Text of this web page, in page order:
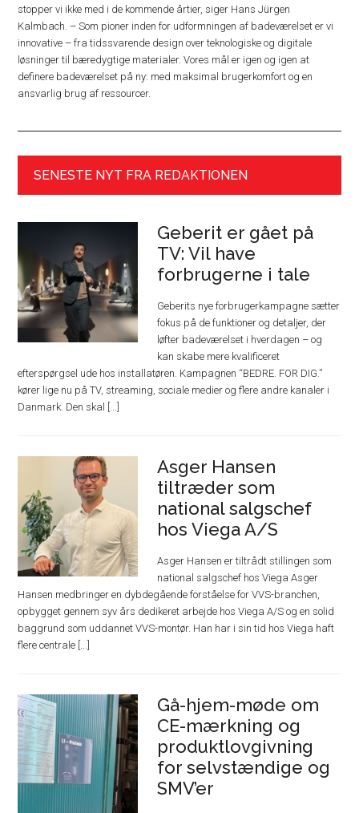
stopper vi ikke med i de kommende årtier, siger Hans Jürgen
Kalmbach. – Som pioner inden for udformningen af badeværelset er vi
innovative – fra tidssvarende design over teknologiske og digitale
løsninger til bæredygtige materialer. Vores mål er igen og igen at
definere badeværelset på ny: med maksimal brugerkomfort og en
ansvarlig brug af ressourcer.
SENESTE NYT FRA REDAKTIONEN
Geberit er gået på
TV: Vil have
forbrugerne i tale
Geberits nye forbrugerkampagne sætter
fokus på de funktioner og detaljer, der
løfter badeværelset i hverdagen – og
kan skabe mere kvalificeret
efterspørgsel ude hos installatøren. Kampagnen “BEDRE. FOR DIG.”
kører lige nu på TV, streaming, sociale medier og flere andre kanaler i
Danmark. Den skal [...]
Asger Hansen
tiltræder som
national salgschef
hos Viega A/S
Asger Hansen er tiltrådt stillingen som
national salgschef hos Viega Asger
Hansen medbringer en dybdegående forståelse for VVS-branchen,
opbygget gennem syv års dedikeret arbejde hos Viega A/S og en solid
baggrund som uddannet VVS-montør. Han har i sin tid hos Viega haft
flere centrale [...]
Gå-hjem-møde om
CE-mærkning og
produktlovgivning
for selvstændige og
SMV’er